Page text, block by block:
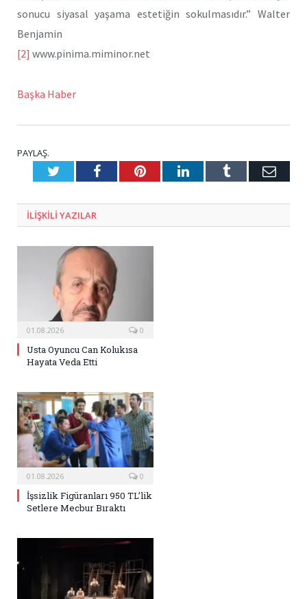
sonucu siyasal yaşama estetiğin sokulmasıdır.” Walter
Benjamin
[2] www.pinima.miminor.net
Başka Haber
PAYLAŞ.
TwitterFacebookPinterestLinkedInTumblr E-
ILIŞKILI YAZILAR
01.08.2026 0
Usta Oyuncu Can Kolukısa
Hayata Veda Etti
01.08.2026 0
İşsizlik Figüranları 950 TL’lik
Setlere Mecbur Bıraktı